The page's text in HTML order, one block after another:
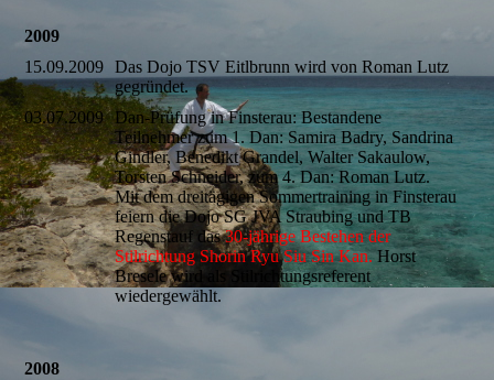
2009
15.09.2009
Das Dojo TSV Eitlbrunn wird von Roman Lutz
gegründet.
03.07.2009 Dan-Prüfung in Finsterau: Bestandene
Teilnehmer zum 1. Dan: Samira Badry, Sandrina
Gindler, Benedikt Grandel, Walter Sakaulow,
Torsten Schneider, zum 4. Dan: Roman Lutz.
Mit dem dreitägigen Sommertraining in Finsterau
feiern die Dojo SG JVA Straubing und TB
Regenstauf das30-jährige Bestehen der
Stilrichtung Shorin Ryu Siu Sin Kan.Horst
Bresele wird als Stilrichtungsreferent
wiedergewählt.
2008